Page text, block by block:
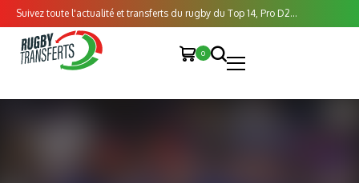
Suivez toute l'actualité et transferts du rugby du Top 14, Pro D2...
0